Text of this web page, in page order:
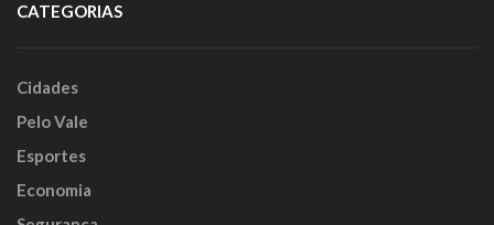
CATEGORIAS
Cidades
Pelo Vale
Esportes
Economia